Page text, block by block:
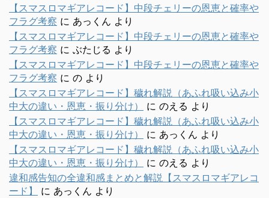
【スマスロマギアレコード】中段チェリーの恩恵と確率や
フラグ考察 に あっくん より
【スマスロマギアレコード】中段チェリーの恩恵と確率や
フラグ考察 に ぶたじる より
【スマスロマギアレコード】中段チェリーの恩恵と確率や
フラグ考察 に の より
【スマスロマギアレコード】穢れ解説（あふれ吸い込み小
中大の違い・恩恵・振り分け）
に のえる より
【スマスロマギアレコード】穢れ解説（あふれ吸い込み小
中大の違い・恩恵・振り分け）
に あっくん より
【スマスロマギアレコード】穢れ解説（あふれ吸い込み小
中大の違い・恩恵・振り分け）
に のえる より
違和感告知の全違和感まとめと解説【スマスロマギアレコ
ード】
に あっくん より